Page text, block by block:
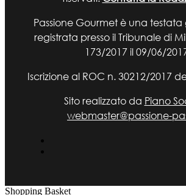
Passione Gourmet è una testata
registrata presso il Tribunale di
173/2017 il 09/06/
Iscrizione al ROC n. 30212/2017
Sito realizzato da Piano
webmaster@passione-
Shopping Basket